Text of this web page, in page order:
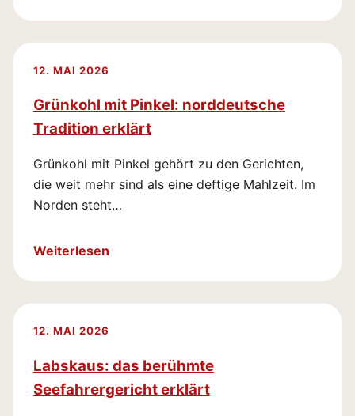
12. MAI 2026
Grünkohl mit Pinkel: norddeutsche
Tradition erklärt
Grünkohl mit Pinkel gehört zu den Gerichten,
die weit mehr sind als eine deftige Mahlzeit. Im
Norden steht…
Weiterlesen
12. MAI 2026
Labskaus: das berühmte
Seefahrergericht erklärt